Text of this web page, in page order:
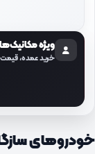
ویژه
خرید عمده،
خودروهای